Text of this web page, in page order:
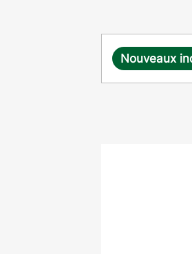
Requête